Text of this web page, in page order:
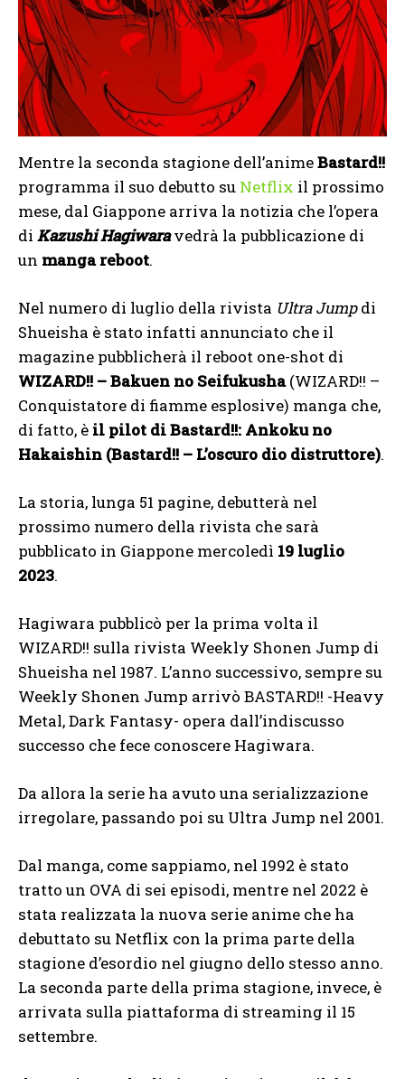
Mentre la seconda stagione dell’animeBastard!!
programma il suo debutto su Netflix il prossimo
mese, dal Giappone arriva la notizia che l’opera
di Kazushi Hagiwaravedrà la pubblicazione di
un manga reboot.
Nel numero di luglio della rivista Ultra Jumpdi
Shueisha è stato infatti annunciato che il
magazine pubblicherà il reboot one-shot di
WIZARD!! – Bakuen no Seifukusha(WIZARD!! –
Conquistatore di fiamme esplosive) manga che,
di fatto, è il pilot di Bastard!!: Ankoku no
Hakaishin (Bastard!! – L’oscuro dio distruttore).
La storia, lunga 51 pagine, debutterà nel
prossimo numero della rivista che sarà
pubblicato in Giappone mercoledì 19 luglio
2023.
Hagiwara pubblicò per la prima volta il
WIZARD!! sulla rivista Weekly Shonen Jump di
Shueisha nel 1987. L’anno successivo, sempre su
Weekly Shonen Jump arrivò BASTARD!! -Heavy
Metal, Dark Fantasy- opera dall’indiscusso
successo che fece conoscere Hagiwara.
Da allora la serie ha avuto una serializzazione
irregolare, passando poi su Ultra Jump nel 2001.
Dal manga, come sappiamo, nel 1992 è stato
tratto un OVA di sei episodi, mentre nel 2022 è
stata realizzata la nuova serie anime che ha
debuttato su Netflix con la prima parte della
stagione d’esordio nel giugno dello stesso anno.
La seconda parte della prima stagione, invece, è
arrivata sulla piattaforma di streaming il 15
settembre.